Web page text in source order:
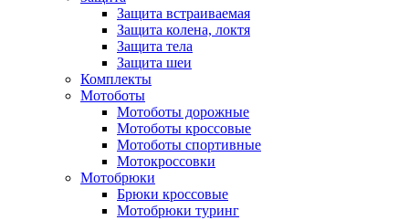
Защита встраиваемая
Защита колена, локтя
Защита тела
Защита шеи
Комплекты
Мотоботы
Мотоботы дорожные
Мотоботы кроссовые
Мотоботы спортивные
Мотокроссовки
Мотобрюки
Брюки кроссовые
Мотобрюки туринг